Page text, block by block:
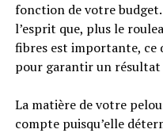
fonction de votre budget.
l’esprit que, plus le
fibres est importante, ce
pour garantir un résultat
La matière de votre
compte puisqu’elle